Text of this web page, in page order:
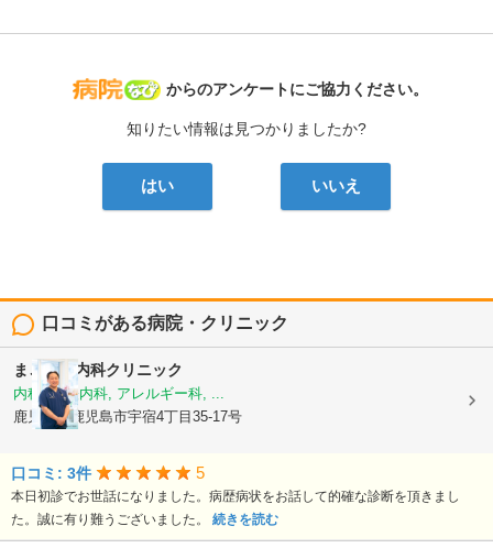
病院なび
からのアンケートにご協力ください。
知りたい情報は見つかりましたか?
はい いいえ
口コミがある病院・クリニック
まごころ内科クリニック
内科, 神経内科, アレルギー科, ...
鹿児島県鹿児島市宇宿4丁目35-17号
口コミ: 3件 5
本日初診でお世話になりました。病歴病状をお話して的確な診断を頂きまし
た。誠に有り難うございました。 続きを読む